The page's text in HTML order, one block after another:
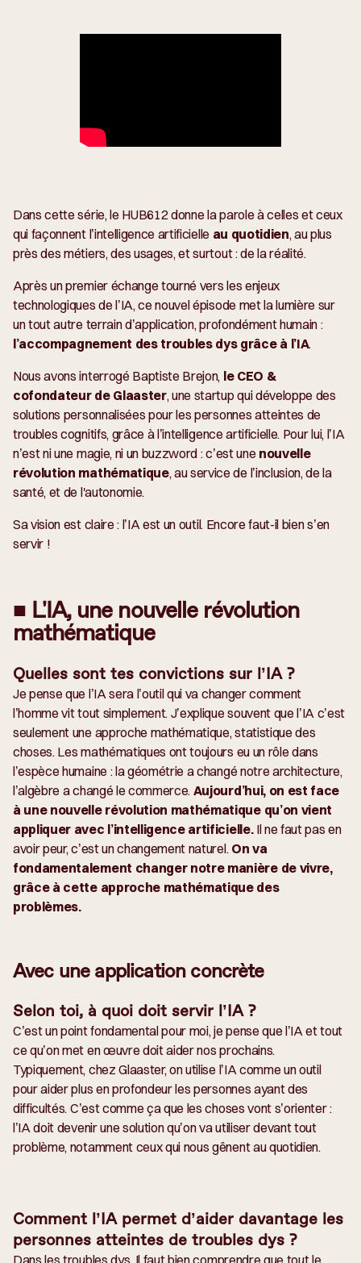
Dans cette série, le HUB612 donne la parole à celles et ceux
qui façonnent l’intelligence artificielle au quotidien, au plus
près des métiers, des usages, et surtout : de la réalité.
Après un premier échange tourné vers les enjeux
technologiques de l’IA, ce nouvel épisode met la lumière sur
un tout autre terrain d’application, profondément humain :
l’accompagnement des troubles dys grâce à l’IA.
Nous avons interrogé Baptiste Brejon, le CEO &
cofondateur de Glaaster, une startup qui développe des
solutions personnalisées pour les personnes atteintes de
troubles cognitifs, grâce à l’intelligence artificielle. Pour lui, l’IA
n’est ni une magie, ni un buzzword : c’est une nouvelle
révolution mathématique, au service de l’inclusion, de la
santé, et de l'autonomie.
Sa vision est claire : l’IA est un outil. Encore faut-il bien s’en
servir !
■ L'IA, une nouvelle révolution
mathématique
Quelles sont tes convictions sur l’IA ?
Je pense que l’IA sera l’outil qui va changer comment
l’homme vit tout simplement. J’explique souvent que l’IA c’est
seulement une approche mathématique, statistique des
choses. Les mathématiques ont toujours eu un rôle dans
l’espèce humaine : la géométrie a changé notre architecture,
l’algèbre a changé le commerce. Aujourd’hui, on est face
à une nouvelle révolution mathématique qu’on vient
appliquer avec l’intelligence artificielle.Il ne faut pas en
avoir peur, c’est un changement naturel. On va
fondamentalement changer notre manière de vivre,
grâce à cette approche mathématique des
problèmes.
Avec une application concrète
Selon toi, à quoi doit servir l’IA ?
C’est un point fondamental pour moi, je pense que l’IA et tout
ce qu’on met en œuvre doit aider nos prochains.
Typiquement, chez Glaaster, on utilise l’IA comme un outil
pour aider plus en profondeur les personnes ayant des
difficultés. C’est comme ça que les choses vont s’orienter :
l’IA doit devenir une solution qu’on va utiliser devant tout
problème, notamment ceux qui nous gênent au quotidien.
Comment l’IA permet d’aider davantage les
personnes atteintes de troubles dys ?